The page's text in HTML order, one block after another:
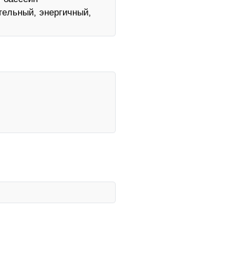
энергичный,